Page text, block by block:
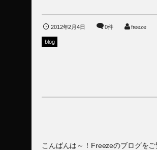
2012年2月4日 0件 freeze
blog
こんばんは～！Freezeのブログを